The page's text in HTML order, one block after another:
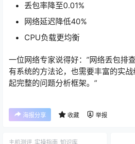
丢包率降至0.01%
网络延迟降低40%
CPU负载更均衡
一位网络专家说得好：”网络丢包排
有系统的方法论，也需要丰富的实
起完整的问题分析框架。”
海报分享 收藏 举报
主机测评 实操指南 知识库